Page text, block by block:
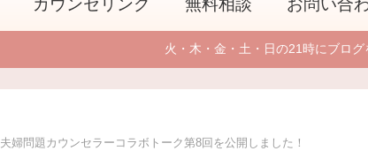
カウンセリング 無料相談 お問い合
火・木・金・土・日の21時にブロ
夫婦問題カウンセラーコラボトーク第8回を公開しました！